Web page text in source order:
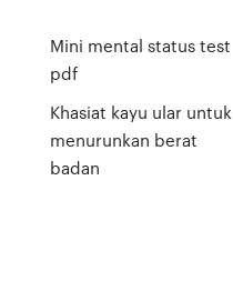
Mini mental status test
pdf
Khasiat kayu ular untuk
menurunkan berat
badan